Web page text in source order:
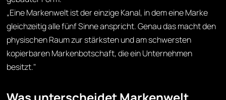
„Eine Markenwelt ist der einzige Kanal, in dem eine Marke
gleichzeitig alle fünf Sinne anspricht. Genau das macht den
physischen Raum zur stärksten und am schwersten
kopierbaren Markenbotschaft, die ein Unternehmen
besitzt."